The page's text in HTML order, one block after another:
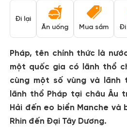
Đi lại
Ăn uống
Mua sắm Đi
Pháp, tên chính thức là
một quốc gia có lãnh thổ
cùng một số vùng và lãnh
lãnh thổ Pháp tại châu Âu
Hải đến eo biển Manche và
Rhin đến Đại Tây Dương.